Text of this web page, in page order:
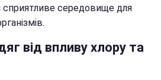
сприятливе середовище для
від впливу хлору та